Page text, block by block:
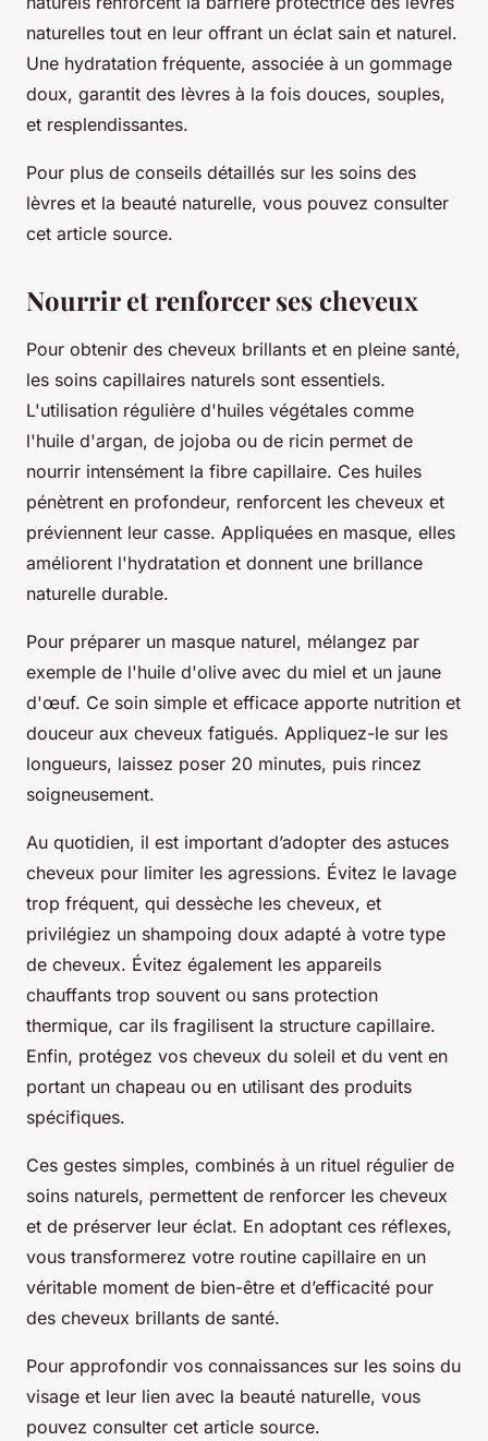
naturelles tout en leur offrant un éclat sain et naturel.
Une hydratation fréquente, associée à un gommage
doux, garantit des lèvres à la fois douces, souples,
et resplendissantes.
Pour plus de conseils détaillés sur les soins des
lèvres et la beauté naturelle, vous pouvez consulter
cet article source.
Nourrir et renforcer ses cheveux
Pour obtenir des cheveux brillants et en pleine santé,
les soins capillaires naturels sont essentiels.
L'utilisation régulière d'huiles végétales comme
l'huile d'argan, de jojoba ou de ricin permet de
nourrir intensément la fibre capillaire. Ces huiles
pénètrent en profondeur, renforcent les cheveux et
préviennent leur casse. Appliquées en masque, elles
améliorent l'hydratation et donnent une brillance
naturelle durable.
Pour préparer un masque naturel, mélangez par
exemple de l'huile d'olive avec du miel et un jaune
d'œuf. Ce soin simple et efficace apporte nutrition et
douceur aux cheveux fatigués. Appliquez-le sur les
longueurs, laissez poser 20 minutes, puis rincez
soigneusement.
Au quotidien, il est important d’adopter des astuces
cheveux pour limiter les agressions. Évitez le lavage
trop fréquent, qui dessèche les cheveux, et
privilégiez un shampoing doux adapté à votre type
de cheveux. Évitez également les appareils
chauffants trop souvent ou sans protection
thermique, car ils fragilisent la structure capillaire.
Enfin, protégez vos cheveux du soleil et du vent en
portant un chapeau ou en utilisant des produits
spécifiques.
Ces gestes simples, combinés à un rituel régulier de
soins naturels, permettent de renforcer les cheveux
et de préserver leur éclat. En adoptant ces réflexes,
vous transformerez votre routine capillaire en un
véritable moment de bien-être et d’efficacité pour
des cheveux brillants de santé.
Pour approfondir vos connaissances sur les soins du
visage et leur lien avec la beauté naturelle, vous
pouvez consulter cet article source.